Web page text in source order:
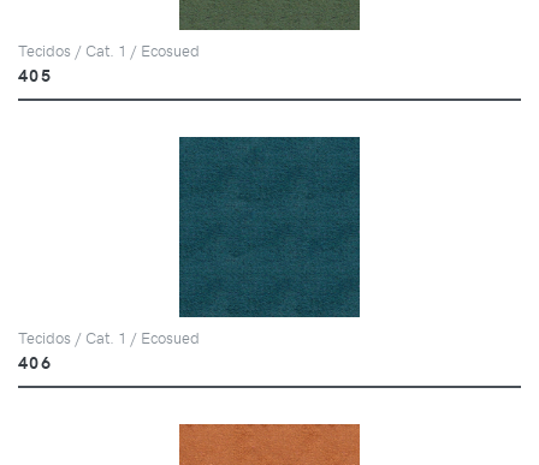
Tecidos / Cat. 1 / Ecosued
405
Tecidos / Cat. 1 / Ecosued
406